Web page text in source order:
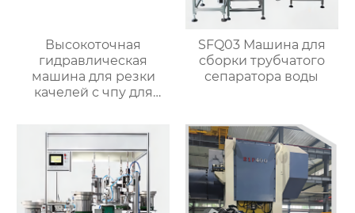
Высокоточная
гидравлическая
машина для резки
качелей с чпу для
SFQ03 Машина для
сборки трубчатого
сепаратора воды